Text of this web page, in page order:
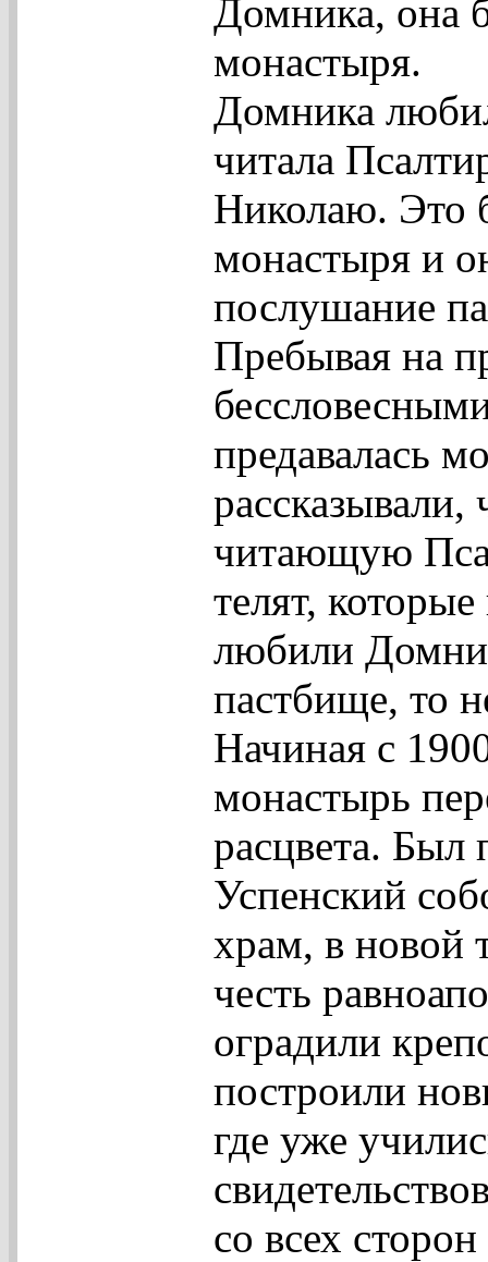
Домника, она
монастыря.
Домника
читала
Николаю. Это
монастыря и
послушание
Пребывая на
предавалась
читающую
телят,
любили
пастбище, то
Начиная с
монастырь
расцвета. Был
Успенский
храм, в новой
честь
оградили
построили
где уже
со всех